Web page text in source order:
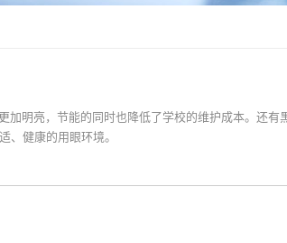
加明亮，节能的同时也降低了学校的维护成本。还有
、健康的用眼环境。